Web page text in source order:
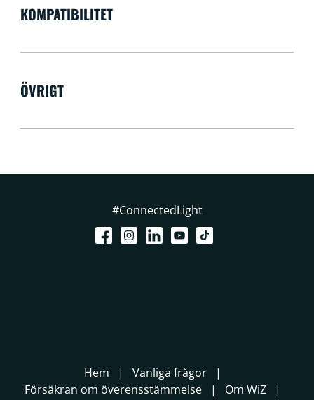
KOMPATIBILITET
ÖVRIGT
#ConnectedLight
Hem
Vanliga frågor
Försäkran om överensstämmelse
Om WiZ